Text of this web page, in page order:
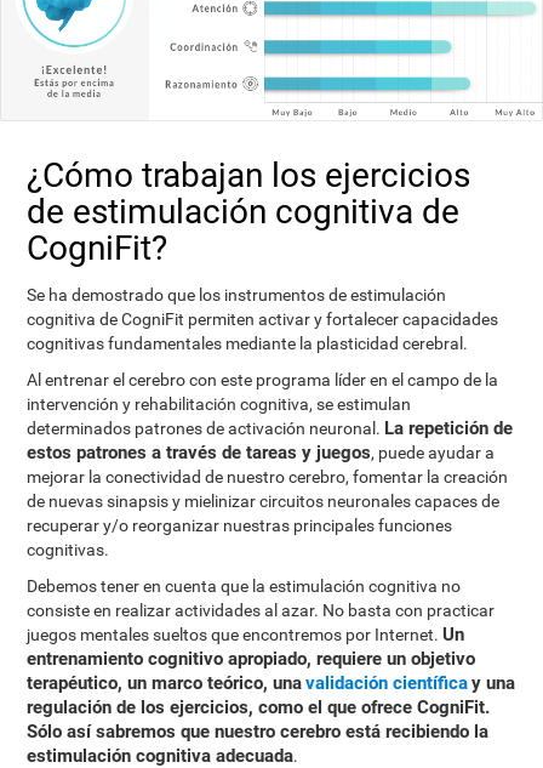
¿Cómo trabajan los ejercicios
de estimulación cognitiva de
CogniFit?
Se ha demostrado que los instrumentos de estimulación
cognitiva de CogniFit permiten activar y fortalecer capacidades
cognitivas fundamentales mediante la plasticidad cerebral.
Al entrenar el cerebro con este programa líder en el campo de la
intervención y rehabilitación cognitiva, se estimulan
determinados patrones de activación neuronal. La repetición de
estos patrones a través de tareas y juegos, puede ayudar a
mejorar la conectividad de nuestro cerebro, fomentar la creación
de nuevas sinapsis y mielinizar circuitos neuronales capaces de
recuperar y/o reorganizar nuestras principales funciones
cognitivas.
Debemos tener en cuenta que la estimulación cognitiva no
consiste en realizar actividades al azar. No basta con practicar
juegos mentales sueltos que encontremos por Internet.Un
entrenamiento cognitivo apropiado, requiere un objetivo
terapéutico, un marco teórico, unavalidación científicay una
regulación de los ejercicios, como el que ofrece CogniFit.
Sólo así sabremos que nuestro cerebro está recibiendo la
estimulación cognitiva adecuada.